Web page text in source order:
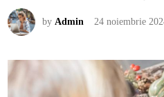
byAdmin 24 noiembrie